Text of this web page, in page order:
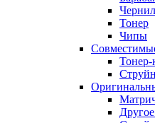
Тонер
Чипы
Тонер-